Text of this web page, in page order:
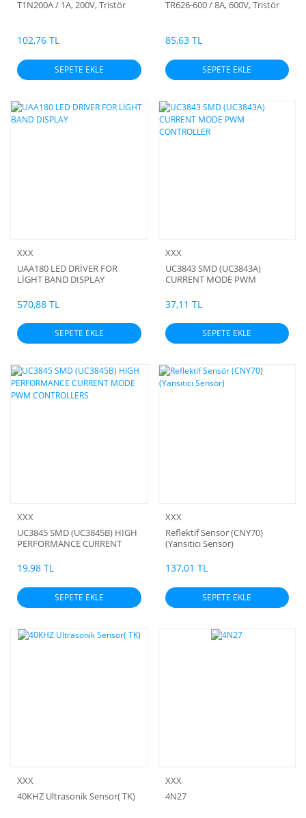
T1N200A / 1A, 200V, Tristör
102,76 TL
SEPETE EKLE
TR626-600 / 8A, 600V, Tristör
85,63 TL
SEPETE EKLE
XXX
UAA180 LED DRİVER FOR
LİGHT BAND DISPLAY
570,88 TL
SEPETE EKLE
XXX
UC3843 SMD (UC3843A)
CURRENT MODE PWM
37,11 TL
SEPETE EKLE
XXX
UC3845 SMD (UC3845B) HIGH
PERFORMANCE CURRENT
19,98 TL
SEPETE EKLE
XXX
Reflektif Sensör (CNY70)
(Yansıtıcı Sensör)
137,01 TL
SEPETE EKLE
XXX
40KHZ Ultrasonik Sensor( TK)
XXX
4N27